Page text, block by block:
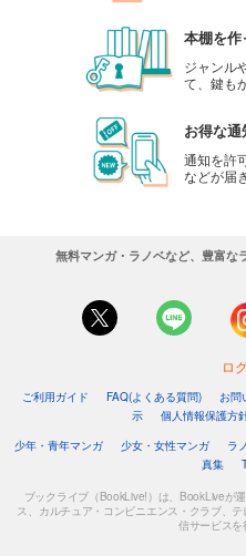
本棚を作
ジャンル
て、鍵も
お得な通
通知を許
などが届
無料マンガ・ラノベなど、豊富な
ロ
ご利用ガイド FAQ(よくある質問) お問
示
個人情報保護方
少年・青年マンガ
少女・女性マンガ ラ
真集
ブックライブ（BookLive!）は、BookLiveが
ス、カルチュア・コンビニエンス・クラブ、
信サービスを